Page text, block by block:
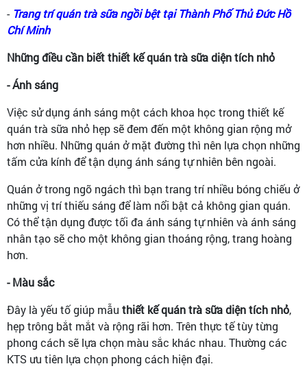
- Trang trí quán trà sữa ngồi bệt tại Thành Phố Thủ Đức Hồ
Chí Minh
Những điều cần biết thiết kế quán trà sữa diện tích nhỏ
- Ánh sáng
Việc sử dụng ánh sáng một cách khoa học trong thiết kế
quán trà sữa nhỏ hẹp sẽ đem đến một không gian rộng mở
hơn nhiều. Những quán ở mặt đường thì nên lựa chọn những
tấm cửa kính để tận dụng ánh sáng tự nhiên bên ngoài.
Quán ở trong ngõ ngách thì bạn trang trí nhiều bóng chiếu ở
những vị trí thiếu sáng để làm nổi bật cả không gian quán.
Có thể tận dụng được tối đa ánh sáng tự nhiên và ánh sáng
nhân tạo sẽ cho một không gian thoáng rộng, trang hoàng
hơn.
- Màu sắc
Đây là yếu tố giúp mẫu thiết kế quán trà sữa diện tích nhỏ,
hẹp trông bắt mắt và rộng rãi hơn. Trên thực tế tùy từng
phong cách sẽ lựa chọn màu sắc khác nhau. Thường các
KTS ưu tiên lựa chọn phong cách hiện đại.